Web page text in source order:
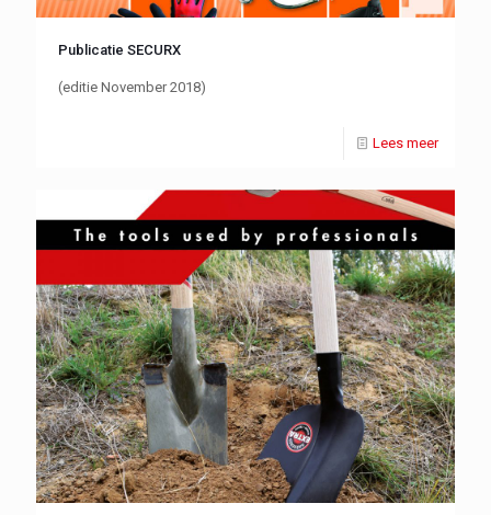
Publicatie SECURX
(editie November 2018)
Lees meer